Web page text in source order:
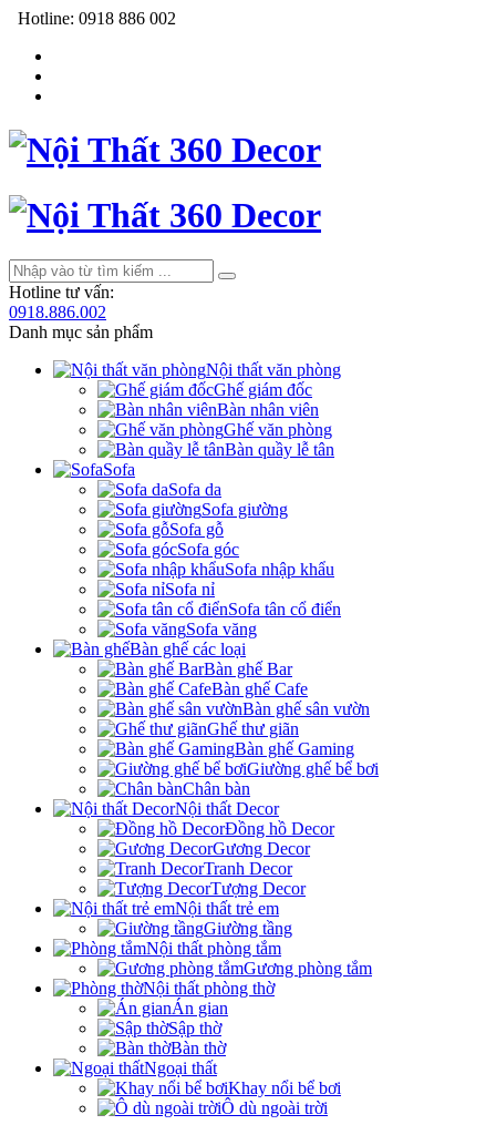
Hotline: 0918 886 002
Hotline tư vấn:
0918.886.002
Danh mục sản phẩm
Nội thất văn phòng
Ghế giám đốc
Bàn nhân viên
Ghế văn phòng
Bàn quầy lễ tân
Sofa
Sofa da
Sofa giường
Sofa gỗ
Sofa góc
Sofa nhập khẩu
Sofa nỉ
Sofa tân cổ điển
Sofa văng
Bàn ghế các loại
Bàn ghế Bar
Bàn ghế Cafe
Bàn ghế sân vườn
Ghế thư giãn
Bàn ghế Gaming
Giường ghế bể bơi
Chân bàn
Nội thất Decor
Đồng hồ Decor
Gương Decor
Tranh Decor
Tượng Decor
Nội thất trẻ em
Giường tầng
Nội thất phòng tắm
Gương phòng tắm
Nội thất phòng thờ
Án gian
Sập thờ
Bàn thờ
Ngoại thất
Khay nổi bể bơi
Ô dù ngoài trời